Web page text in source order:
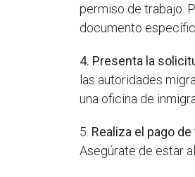
permiso de trabajo.
documento
4. Presenta la
las autoridades
una oficina de
5. Realiza el pago
Asegúrate de estar